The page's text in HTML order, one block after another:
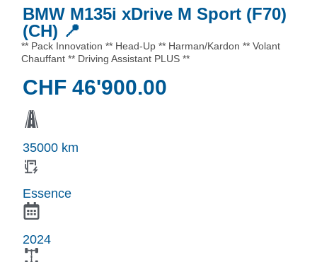
BMW M135i xDrive M Sport (F70)
(CH) 📍
** Pack Innovation ** Head-Up ** Harman/Kardon ** Volant
Chauffant ** Driving Assistant PLUS **
CHF 46'900.00
35000 km
Essence
2024